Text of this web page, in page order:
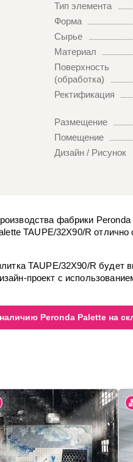
Тип элемента
Форма
Сырье
Материал
Поверхность
(обработка)
Ректификация
Размещение
Помещение
Дизайн / Рисунок
фабрики
TAUPE/32X90/R отлично
TAUPE/32X90/R будет
проект с
Peronda Palette на